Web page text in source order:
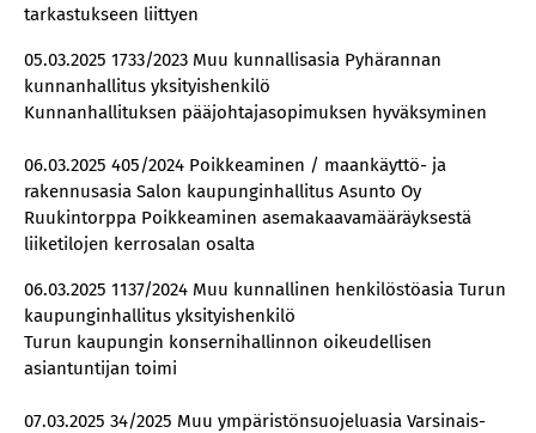
tarkastukseen liittyen
05.03.2025 1733/2023 Muu kunnallisasia Pyhärannan
kunnanhallitus yksityishenkilö
Kunnanhallituksen pääjohtajasopimuksen hyväksyminen
06.03.2025 405/2024 Poikkeaminen / maankäyttö- ja
rakennusasia Salon kaupunginhallitus Asunto Oy
Ruukintorppa Poikkeaminen asemakaavamääräyksestä
liiketilojen kerrosalan osalta
06.03.2025 1137/2024 Muu kunnallinen henkilöstöasia Turun
kaupunginhallitus yksityishenkilö
Turun kaupungin konsernihallinnon oikeudellisen
asiantuntijan toimi
07.03.2025 34/2025 Muu ympäristönsuojeluasia Varsinais-